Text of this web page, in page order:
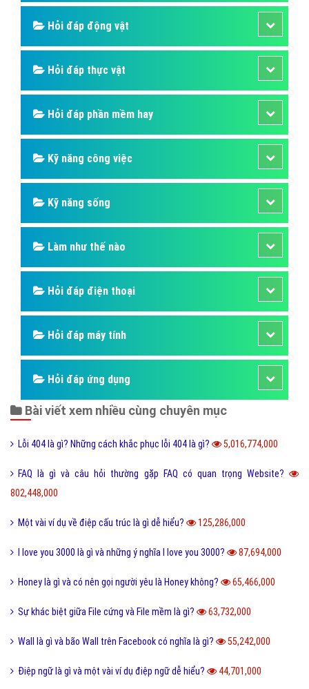
Hỏi đáp động vật
Hỏi đáp thực vật
Hỏi đáp phần mềm hay
Kỹ năng công việc
Kỹ năng sống
Làm như thế nào
Hỏi đáp điện thoại
Hỏi đáp máy tính
Hỏi đáp ứng dụng
Bài viết xem nhiều cùng chuyên mục
Lỗi 404 là gì? Những cách khắc phục lỗi 404 là gì? 5,016,774,000
FAQ là gì và câu hỏi thường gặp FAQ có quan trọng Website?
802,448,000
Một vài ví dụ về điệp cấu trúc là gì dễ hiểu? 125,286,000
I love you 3000 là gì và những ý nghĩa I love you 3000? 87,694,000
Honey là gì và có nên gọi người yêu là Honey không? 65,466,000
Sự khác biệt giữa File cứng và File mềm là gì? 63,732,000
Wall là gì và bão Wall trên Facebook có nghĩa là gì? 55,242,000
Điệp ngữ là gì và một vài ví dụ điệp ngữ dễ hiểu? 44,701,000